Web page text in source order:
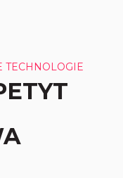
TECHNOLOGIE